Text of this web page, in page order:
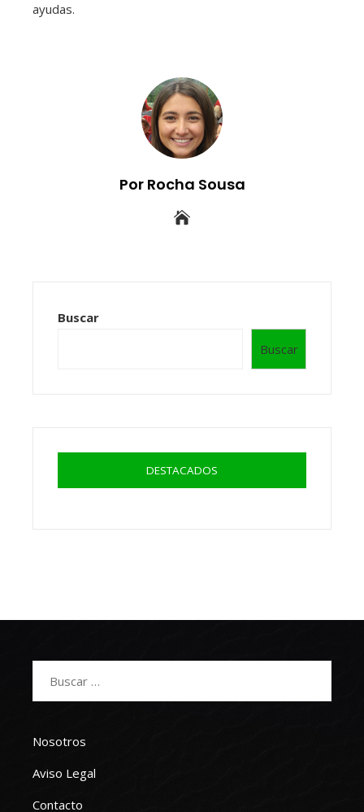
ayudas.
Por Rocha Sousa
Buscar
Buscar
DESTACADOS
Nosotros
Aviso Legal
Contacto